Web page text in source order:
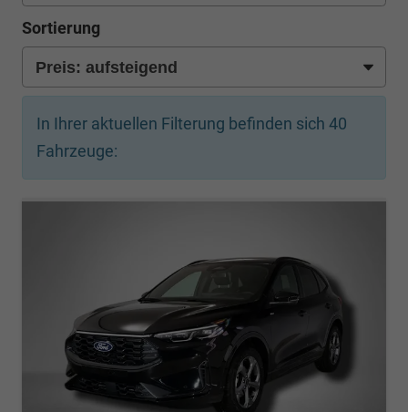
Sortierung
In Ihrer aktuellen Filterung befinden sich 40
Fahrzeuge: